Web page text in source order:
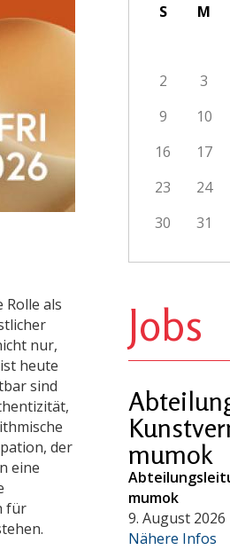
als
nur,
heute
sind
der
eine
für
S M
2
3
9
10
16
17
23
24
30
31
Jobs
mumok
mumok
9. August 2026
Nähere Infos